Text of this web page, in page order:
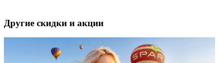
Другие скидки и акции